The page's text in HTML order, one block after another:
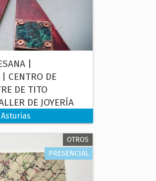
|
CENTRO DE
DE TITO
DE JOYERÍA
Asturias
OTROS
PRESENCIAL